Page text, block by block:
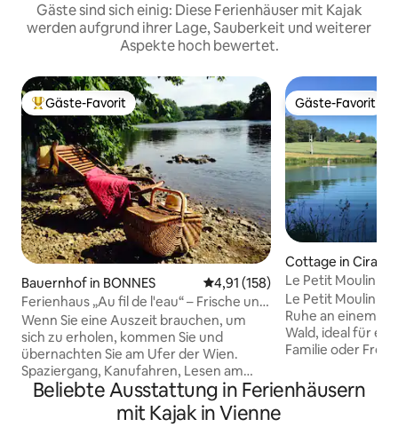
Gäste sind sich einig: Diese Ferienhäuser mit Kajak
werden aufgrund ihrer Lage, Sauberkeit und weiterer
Aspekte hoch bewertet.
Beliebter Gäste-Favorit.
Gäste-Favorit
Bauernhof in BONNES Durchschnittliche Bewertung:
4,91 (158)
Ferienhaus „Au fil de l'eau“ – Frische und
Natur
Wenn Sie eine Auszeit brauchen, um
sich zu erholen, kommen Sie und
übernachten Sie am Ufer der Wien.
Spaziergang, Kanufahren, Lesen am
Kamin, Entspannung und Erholung in
einem Raum, der den Pflanzen und dem
SPA gewidmet ist, Sie müssen nur in
Gäste-Favorit
Gäste-Favorit
Cottage in Ciran
Le Petit Moulin –
und Tennis
Le Petit Moulin
Ruhe an einem
Wald, ideal für
Familie oder
Gegend der
Platz für bis zu
Beliebte Ausstattung in Ferienhäusern
mit Kajak in Vienne